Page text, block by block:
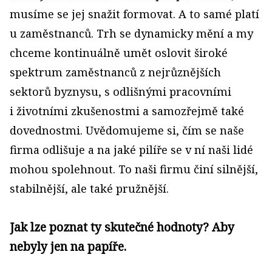
musíme se jej snažit formovat. A to samé platí
u zaměstnanců. Trh se dynamicky mění a my
chceme kontinuálně umět oslovit široké
spektrum zaměstnanců z nejrůznějších
sektorů byznysu, s odlišnými pracovními
i životními zkušenostmi a samozřejmě také
dovednostmi. Uvědomujeme si, čím se naše
firma odlišuje a na jaké pilíře se v ní naši lidé
mohou spolehnout. To naši firmu činí silnější,
stabilnější, ale také pružnější.
Jak lze poznat ty skutečné hodnoty? Aby
nebyly jen na papíře.